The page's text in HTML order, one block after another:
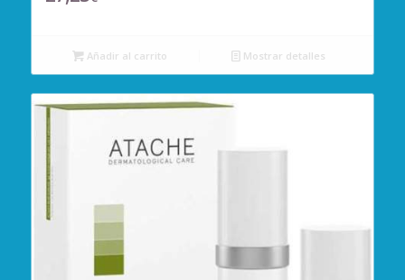
Añadir al carrito Mostrar detalles